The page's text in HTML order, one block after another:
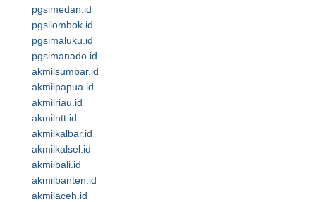
pgsimedan.id
pgsilombok.id
pgsimaluku.id
pgsimanado.id
akmilsumbar.id
akmilpapua.id
akmilriau.id
akmilntt.id
akmilkalbar.id
akmilkalsel.id
akmilbali.id
akmilbanten.id
akmilaceh.id